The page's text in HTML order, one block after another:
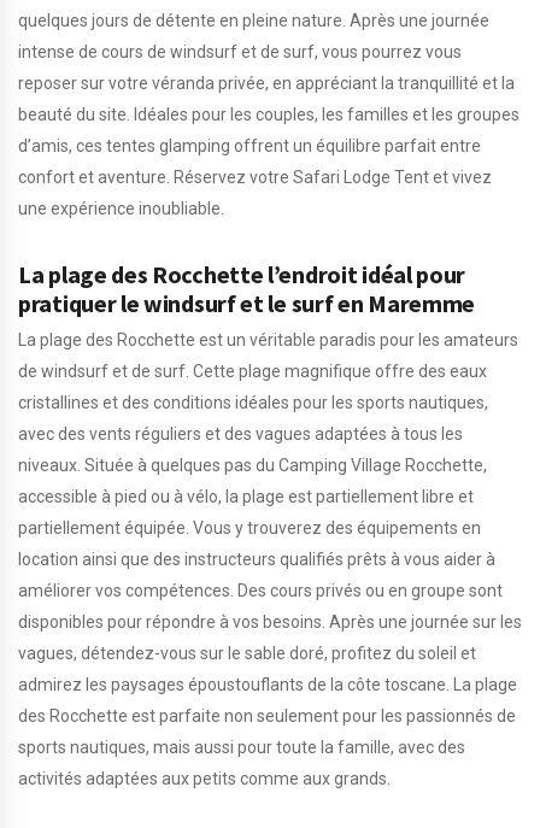
quelques jours de détente en pleine nature. Après une journée
intense de cours de windsurf et de surf, vous pourrez vous
reposer sur votre véranda privée, en appréciant la tranquillité et la
beauté du site. Idéales pour les couples, les familles et les groupes
d’amis, ces tentes glamping offrent un équilibre parfait entre
confort et aventure. Réservez votre Safari Lodge Tent et vivez
une expérience inoubliable.
La plage des Rocchette l’endroit idéal pour
pratiquer le windsurf et le surf en Maremme
La plage des Rocchette est un véritable paradis pour les amateurs
de windsurf et de surf. Cette plage magnifique offre des eaux
cristallines et des conditions idéales pour les sports nautiques,
avec des vents réguliers et des vagues adaptées à tous les
niveaux. Située à quelques pas du Camping Village Rocchette,
accessible à pied ou à vélo, la plage est partiellement libre et
partiellement équipée. Vous y trouverez des équipements en
location ainsi que des instructeurs qualifiés prêts à vous aider à
améliorer vos compétences. Des cours privés ou en groupe sont
disponibles pour répondre à vos besoins. Après une journée sur les
vagues, détendez-vous sur le sable doré, profitez du soleil et
admirez les paysages époustouflants de la côte toscane. La plage
des Rocchette est parfaite non seulement pour les passionnés de
sports nautiques, mais aussi pour toute la famille, avec des
activités adaptées aux petits comme aux grands.